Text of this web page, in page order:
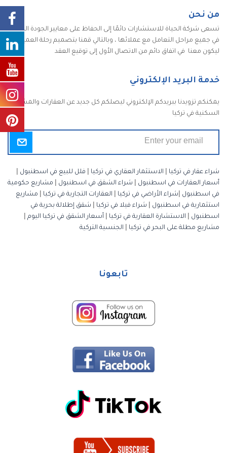
من نحن
تسعى شركة الحياة للاستشارات دائمًا إلى الحفاظ على معايير الجودة الكاملة
في جميع مراحل التعامل مع عملائها ، وبالتالي قمنا بتصميم رحلة العميل
ليكون معنا في اتفاق دائم من الاتصال الأول إلى توقيع العقد
خدمة البريد الإلكتروني
يمكنكم تزويدنا ببريدكم الإلكتروني ليصلكم كل جديد عن العقارات والمشاريع
السكنية في تركيا
شراء عقار في تركيا الاستثمار العقاري في تركيا فلل للبيع في اسطنبول
أسعار العقارات في اسطنبول
شراء الشقق في اسطنبول
مشاريع حكومية
في اسطنبول
شراء الأراضي في تركيا العقارات التجارية في تركيا
مشاريع
استثمارية في اسطنبول
شراء فيلا في تركيا
شقق إطلالة بحرية في
اسطنبول
الاستشارة العقارية في تركيا أسعار الشقق في تركيا اليوم
مشاريع مطلة على البحر في تركيا
الجنسية التركية
تابعونا